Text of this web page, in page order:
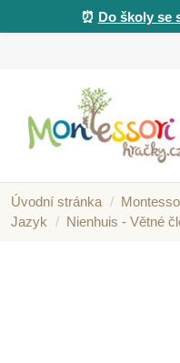
⏰ Do školy se
Úvodní stránka
Jazyk
Nienhuis - Větné